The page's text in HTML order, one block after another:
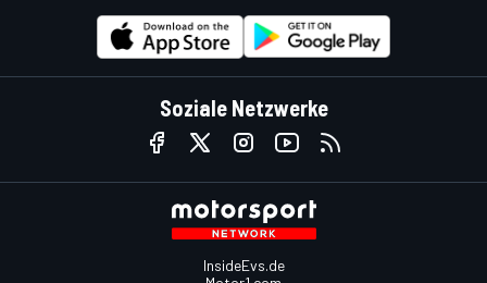
Soziale Netzwerke
InsideEvs.de